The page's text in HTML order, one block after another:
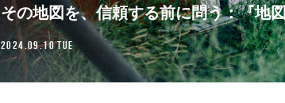
その地図を、信頼する前に問う：『地
2024.09.10 TUE